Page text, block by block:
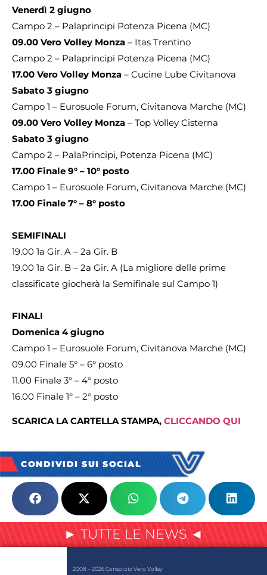
Venerdì 2 giugno
Campo 2 – Palaprincipi Potenza Picena (MC)
09.00 Vero Volley Monza – Itas Trentino
Campo 2 – Palaprincipi Potenza Picena (MC)
17.00 Vero Volley Monza – Cucine Lube Civitanova
Sabato 3 giugno
Campo 1 – Eurosuole Forum, Civitanova Marche (MC)
09.00 Vero Volley Monza – Top Volley Cisterna
Sabato 3 giugno
Campo 2 – PalaPrincipi, Potenza Picena (MC)
17.00 Finale 9° – 10° posto
Campo 1 – Eurosuole Forum, Civitanova Marche (MC)
17.00 Finale 7° – 8° posto
SEMIFINALI
19.00 1a Gir. A – 2a Gir. B
19.00 1a Gir. B – 2a Gir. A (La migliore delle prime
classificate giocherà la Semifinale sul Campo 1)
FINALI
Domenica 4 giugno
Campo 1 – Eurosuole Forum, Civitanova Marche (MC)
09.00 Finale 5° – 6° posto
11.00 Finale 3° – 4° posto
16.00 Finale 1° – 2° posto
SCARICA LA CARTELLA STAMPA, CLICCANDO QUI
CONDIVIDI SUI SOCIAL
► TUTTE LE NEWS ◄
2008 – 2026 Consorzio Vero Volley